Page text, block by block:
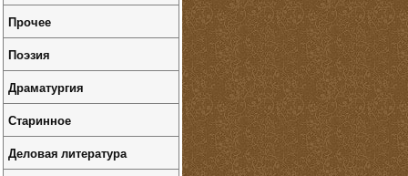
Прочее
Поэзия
Драматургия
Старинное
Деловая литература